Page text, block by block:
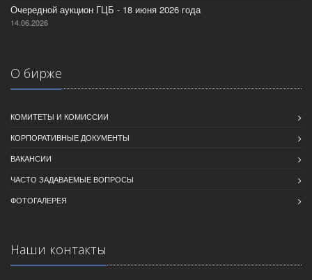
Очередной аукцион ГЦБ - 18 июня 2026 года
14.06.2026
О бирже
КОМИТЕТЫ И КОМИССИИ
КОРПОРАТИВНЫЕ ДОКУМЕНТЫ
ВАКАНСИИ
ЧАСТО ЗАДАВАЕМЫЕ ВОПРОСЫ
ФОТОГАЛЕРЕЯ
Наши контакты